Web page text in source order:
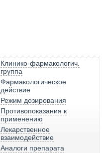
Клинико-фармакологич.
группа
Фармакологическое
действие
Режим дозирования
Противопоказания к
применению
Лекарственное
взаимодействие
Аналоги препарата